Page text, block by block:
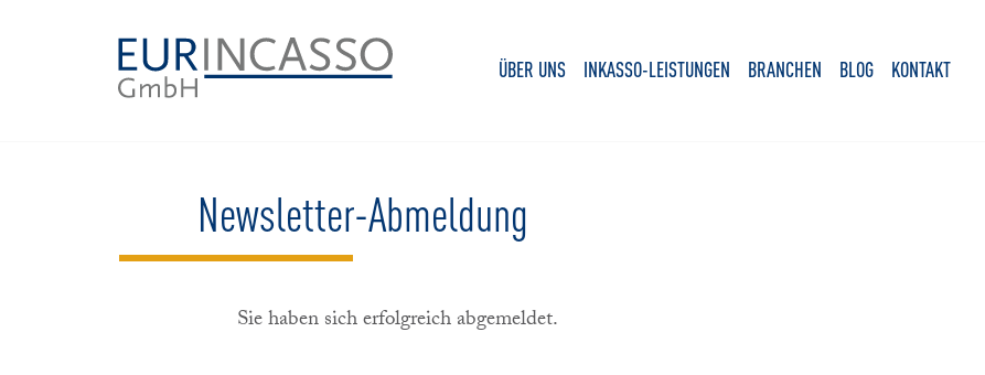
ÜBER UNS INKASSO-LEISTUNGEN BRANCHEN BLOG KONTAKT
Newsletter-Abmeldung
Sie haben sich erfolgreich abgemeldet.